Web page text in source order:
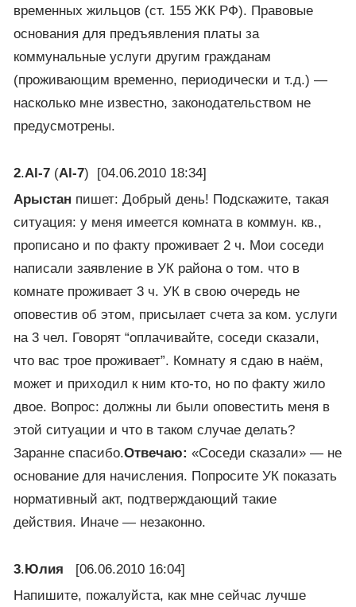
временных жильцов (ст. 155 ЖК РФ). Правовые
основания для предъявления платы за
коммунальные услуги другим гражданам
(проживающим временно, периодически и т.д.) —
насколько мне известно, законодательством не
предусмотрены.
2.Al-7(Al-7) [04.06.2010 18:34]
Арыстан пишет: Добрый день! Подскажите, такая
ситуация: у меня имеется комната в коммун. кв.,
прописано и по факту проживает 2 ч. Мои соседи
написали заявление в УК района о том. что в
комнате проживает 3 ч. УК в свою очередь не
оповестив об этом, присылает счета за ком. услуги
на 3 чел. Говорят “оплачивайте, соседи сказали,
что вас трое проживает”. Комнату я сдаю в наём,
может и приходил к ним кто-то, но по факту жило
двое. Вопрос: должны ли были оповестить меня в
этой ситуации и что в таком случае делать?
Заранне спасибо.Отвечаю: «Соседи сказали» — не
основание для начисления. Попросите УК показать
нормативный акт, подтверждающий такие
действия. Иначе — незаконно.
3.Юлия [06.06.2010 16:04]
Напишите, пожалуйста, как мне сейчас лучше